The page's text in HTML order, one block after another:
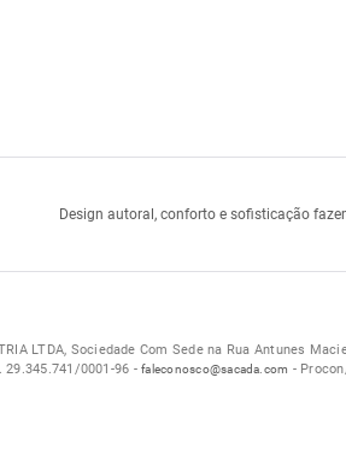
Design autoral, conforto e sofisticação
LTDA, Sociedade Com Sede na Rua Antunes
29.345.741/0001-96 -faleconosco@sacada.com -